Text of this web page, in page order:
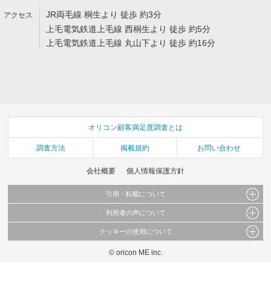
JR両毛線 桐生より 徒歩 約3分
上毛電気鉄道上毛線 西桐生より 徒歩 約5分
上毛電気鉄道上毛線 丸山下より 徒歩 約16分
オリコン顧客満足度調査とは
調査方法 掲載規約 お問い合わせ
会社概要 個人情報保護方針
引用・転載について
当サイトで公開されている情報（文字、写真、イラスト、画像データ等）及びこれらの配
これらの情報を権利者の許可なく無断転載・複製などの二次利用を行うことは固く禁じて
利用者の声について
当サイトに掲載している内容はすべてサービスの利用者が提出された見解・感想です。
弊社の見解・ 意見ではないことをご理解いただいた上でご覧ください。
クッキーの使用について
このサイトでは Cookie を使用して、ユーザーに合わせたコンテンツや広告の表示、ソー
© oricon ME inc.